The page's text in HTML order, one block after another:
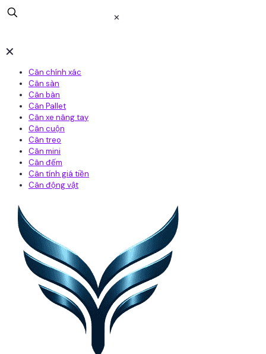
✕
✕
Cân chính xác
Cân sàn
Cân bàn
Cân Pallet
Cân xe nâng tay
Cân cuộn
Cân treo
Cân mini
Cân đếm
Cân tính giá tiền
Cân động vật